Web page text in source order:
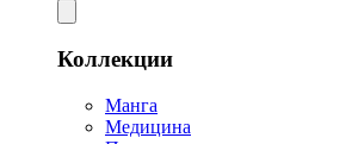
Коллекции
Манга
Медицина